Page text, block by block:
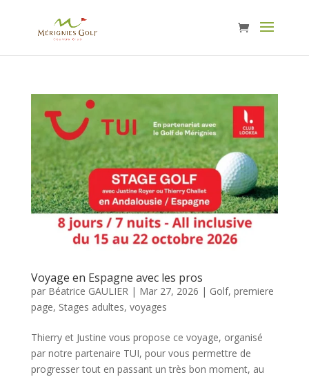
Voyage en Espagne avec les pros
par Béatrice GAULIER | Mar 27, 2026 | Golf, premiere
page, Stages adultes, voyages
Thierry et Justine vous propose ce voyage, organisé
par notre partenaire TUI, pour vous permettre de
progresser tout en passant un très bon moment, au